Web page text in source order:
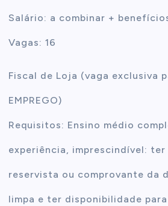
Salário: a combinar +
Vagas: 16
Fiscal de Loja (vaga exclusiva
EMPREGO)
Requisitos: Ensino médio
experiência, imprescindível:
reservista ou comprovante da
limpa e ter disponibilidade